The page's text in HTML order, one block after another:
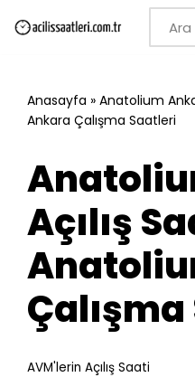
Anasayfa » Anatolium
Ankara Çalışma Saatleri
Açılış
AVM'lerin Açılış Saati